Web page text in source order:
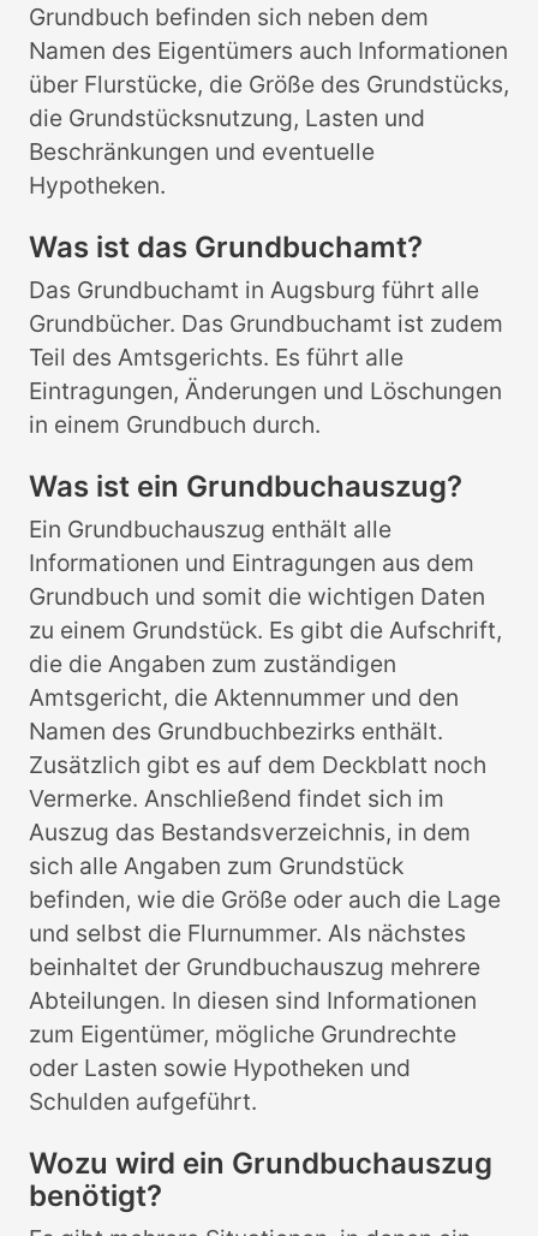
Grundbuch befinden sich neben dem
Namen des Eigentümers auch Informationen
über Flurstücke, die Größe des Grundstücks,
die Grundstücksnutzung, Lasten und
Beschränkungen und eventuelle
Hypotheken.
Was ist das Grundbuchamt?
Das Grundbuchamt in Augsburg führt alle
Grundbücher. Das Grundbuchamt ist zudem
Teil des Amtsgerichts. Es führt alle
Eintragungen, Änderungen und Löschungen
in einem Grundbuch durch.
Was ist ein Grundbuchauszug?
Ein Grundbuchauszug enthält alle
Informationen und Eintragungen aus dem
Grundbuch und somit die wichtigen Daten
zu einem Grundstück. Es gibt die Aufschrift,
die die Angaben zum zuständigen
Amtsgericht, die Aktennummer und den
Namen des Grundbuchbezirks enthält.
Zusätzlich gibt es auf dem Deckblatt noch
Vermerke. Anschließend findet sich im
Auszug das Bestandsverzeichnis, in dem
sich alle Angaben zum Grundstück
befinden, wie die Größe oder auch die Lage
und selbst die Flurnummer. Als nächstes
beinhaltet der Grundbuchauszug mehrere
Abteilungen. In diesen sind Informationen
zum Eigentümer, mögliche Grundrechte
oder Lasten sowie Hypotheken und
Schulden aufgeführt.
Wozu wird ein Grundbuchauszug
benötigt?